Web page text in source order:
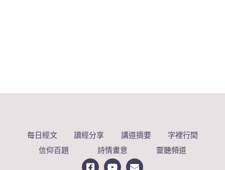
每日經文 讀經分享 講道摘要
字裡行間
信仰百題
詩情畫意 靈聽頻道